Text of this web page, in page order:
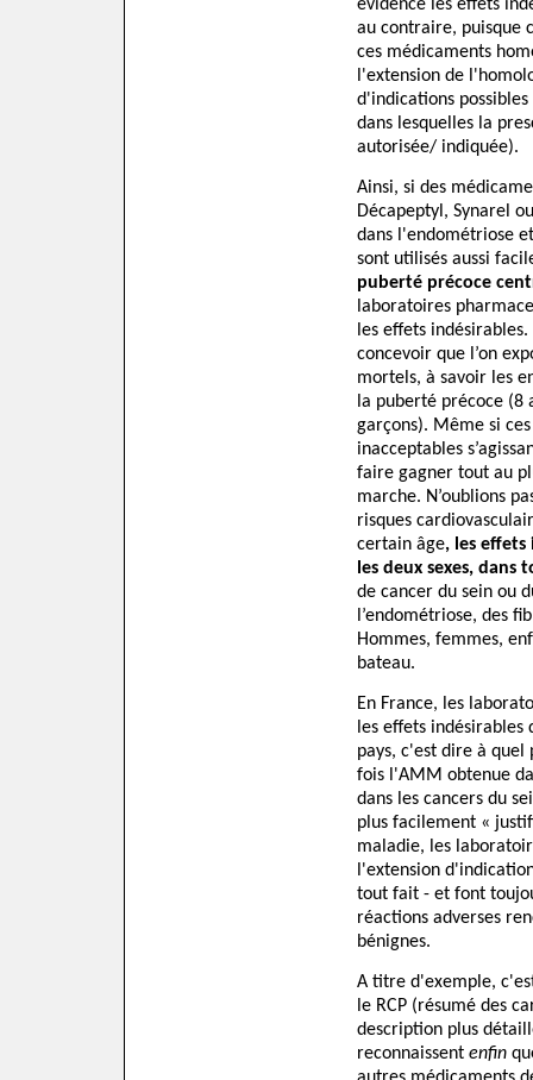
évidence les effets
au contraire, puisque
ces médicaments
l'extension de
d'indications
dans lesquelles la
autorisée/ indiquée).
Ainsi, si des
Décapeptyl, Synarel
dans l'endométriose
sont utilisés aussi
puberté précoce
laboratoires
les effets
concevoir que l’on
mortels, à savoir les
la puberté précoce (8
garçons). Même si
inacceptables
faire gagner tout au
marche. N’oublions
risques
certain âge, les effets
les deux sexes, dans
de cancer du sein ou
l’endométriose, des
Hommes, femmes,
bateau.
En France, les
les effets
pays, c'est dire à
fois l'AMM obtenue
dans les cancers du
plus facilement «
maladie, les
l'extension
tout fait - et font
réactions adverses
bénignes.
A titre d'exemple,
le RCP (résumé des
description plus
reconnaissent enfin